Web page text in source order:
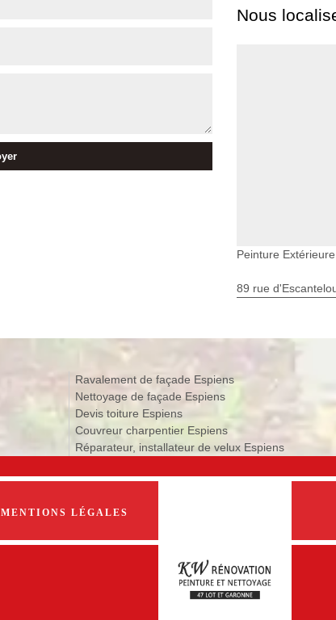
Nous
Peinture
89 rue
Ravalement de façade Espiens
Nettoyage de façade Espiens
Devis toiture Espiens
Couvreur charpentier Espiens
Réparateur, installateur de velux Espiens
MENTIONS LÉGALES